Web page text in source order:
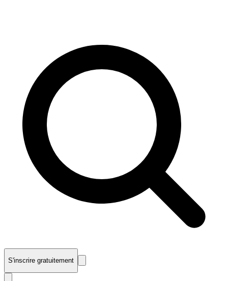
S'inscrire gratuitement